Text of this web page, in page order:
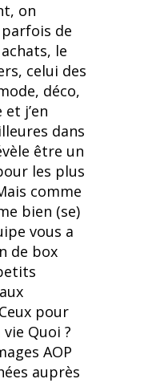
on
de
le
celui des
déco,
j’en
dans
être un
les plus
comme
bien (se)
vous a
de box
pour
Quoi ?
AOP
auprès